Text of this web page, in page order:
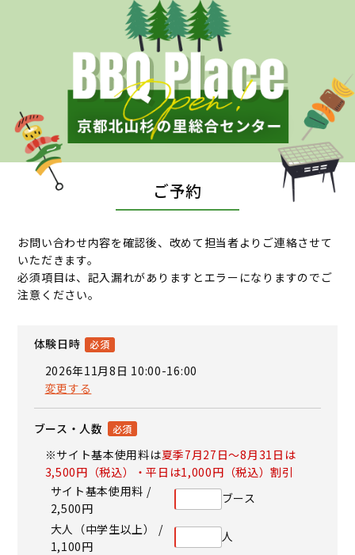
ご予約
お問い合わせ内容を確認後、改めて担当者よりご連絡させて
いただきます。
必須項目は、記入漏れがありますとエラーになりますのでご
注意ください。
体験日時
2026年11月8日 10:00-16:00
変更する
ブース・人数
※サイト基本使用料は夏季7月27日～8月31日は
3,500円（税込）・平日は1,000円（税込）割引
サイト基本使用料 /
2,500円
ブース
大人（中学生以上） /
1,100円
人